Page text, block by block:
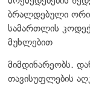
ბრალდებული
სამართლის
მუხლებით
მიმდინარეობს.
თავისუფლების